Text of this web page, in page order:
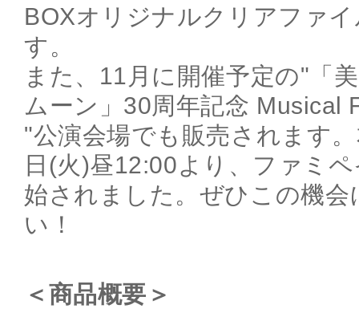
BOXオリジナルクリアファ
す。
また、11月に開催予定の"「
ムーン」30周年記念 Musical
"公演会場でも販売されます
日(火)昼12:00より、ファミ
始されました。ぜひこの機
い！
＜商品概要＞